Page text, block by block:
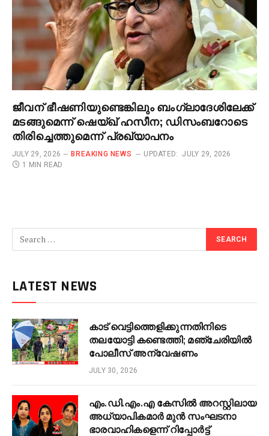
ജീവന് ഭീഷണിയുണ്ടെങ്കിലും ബംഗ്ലാദേശിലേക്ക്
മടങ്ങുമെന്ന് ഷെയ്ഖ് ഹസീന; ഡിസംബറോടെ
തിരിച്ചെത്തുമെന്ന് പ്രഖ്യാപനം
JULY 29, 2026 BREAKING NEWS UPDATED: JULY 29, 2026
1 MIN READ
LATEST NEWS
കാട് വെട്ടിത്തെളിക്കുന്നതിനിടെ
തലയോട്ടി കണ്ടെത്തി; മഞ്ചേരിയിൽ
പോലീസ് അന്വേഷണം
JULY 30, 2026
എം.ഡി.എം.എ കേസിൽ അറസ്റ്റിലായ
അധ്യാപികമാർ മുൻ സംഘടനാ
ഭാരവാഹികളെന്ന് റിപ്പോർട്ട്